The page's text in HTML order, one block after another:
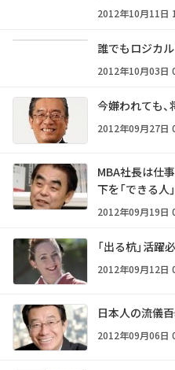
2012年10月11日
誰でもロジカ
2012年10月03日
今嫌われても
2012年09月27日
MBA社長は仕
下を「できる人
2012年09月19日
「出る杭」活躍
2012年09月12日
日本人の流儀――
2012年09月06日